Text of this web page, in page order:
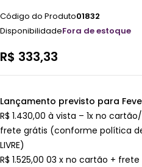
Código do Produto01832
DisponibilidadeFora de estoque
R$ 333,33
Lançamento previsto para
R$ 1.430,00 à vista – 1x no
frete grátis (conforme política
LIVRE)
R$ 1.525,00 03 x no cartão +